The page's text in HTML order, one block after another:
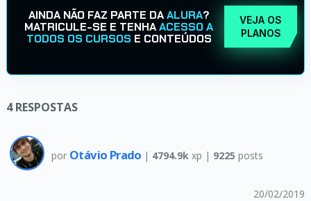
AINDA NÃO FAZ PARTE DAALURA?
MATRICULE-SE E TENHAACESSO A
TODOS OS CURSOS E CONTEÚDOS
VEJA OS
PLANOS
4RESPOSTAS
por Otávio Prado | 4794.9k xp | 9225 posts
20/02/2019